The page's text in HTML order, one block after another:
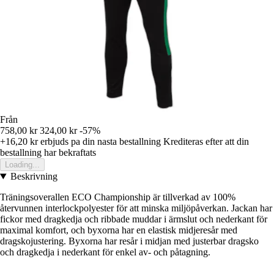
Från
758,00 kr 324,00 kr -57%
+16,20 krerbjuds pa din nasta bestallning Krediteras efter att din
bestallning har bekraftats
Loading...
Beskrivning
Träningsoverallen ECO Championship är tillverkad av 100%
återvunnen interlockpolyester för att minska miljöpåverkan. Jackan har
fickor med dragkedja och ribbade muddar i ärmslut och nederkant för
maximal komfort, och byxorna har en elastisk midjeresår med
dragskojustering. Byxorna har resår i midjan med justerbar dragsko
och dragkedja i nederkant för enkel av- och påtagning.